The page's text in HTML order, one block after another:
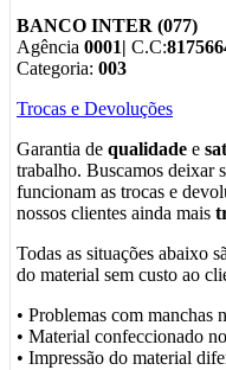
BANCO INTER (077)
Agência 0001| C.C:
Categoria: 003
Trocas e Devoluções
Garantia de qualidade e
trabalho. Buscamos deixar
funcionam as trocas e
nossos clientes ainda mais
Todas as situações abaixo
do material sem custo ao
• Problemas com manchas
• Material confeccionado
• Impressão do material